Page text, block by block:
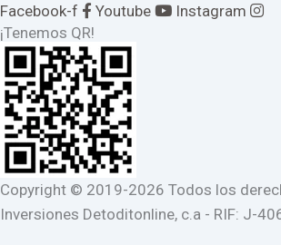
Facebook-f
Youtube
Instagram
¡Tenemos QR!
Copyright © 2019-2026 Todos los
Inversiones Detoditonline, c.a - RIF: J-